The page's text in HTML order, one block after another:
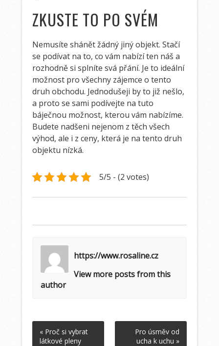
ZKUSTE TO PO SVÉM
Nemusíte shánět žádný jiný objekt. Stačí
se podívat na to, co vám nabízí ten náš a
rozhodně si splníte svá přání. Je to ideální
možnost pro všechny zájemce o tento
druh obchodu. Jednodušeji by to již nešlo,
a proto se sami podívejte na tuto
báječnou možnost, kterou vám nabízíme.
Budete nadšeni nejenom z těch všech
výhod, ale i z ceny, která je na tento druh
objektu nízká.
5/5 - (2 votes)
https://www.rosaline.cz
View more posts from this
author
« Proč si vybrat
látkové pleny
Pro úsměv od
ucha k uchu »